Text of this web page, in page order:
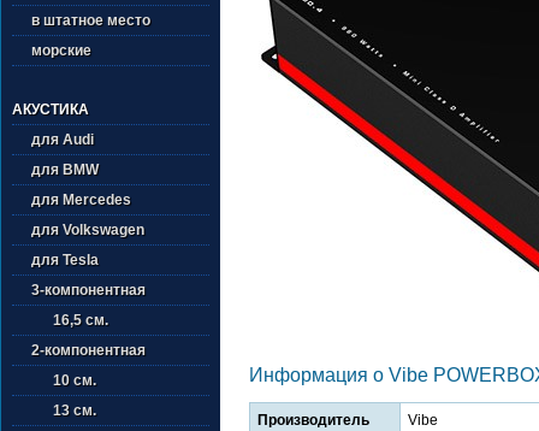
в штатное место
морские
АКУСТИКА
для Audi
для BMW
для Mercedes
для Volkswagen
для Tesla
3-компонентная
16,5 см.
2-компонентная
10 см.
13 см.
Информация о Vibe
Производитель Vibe